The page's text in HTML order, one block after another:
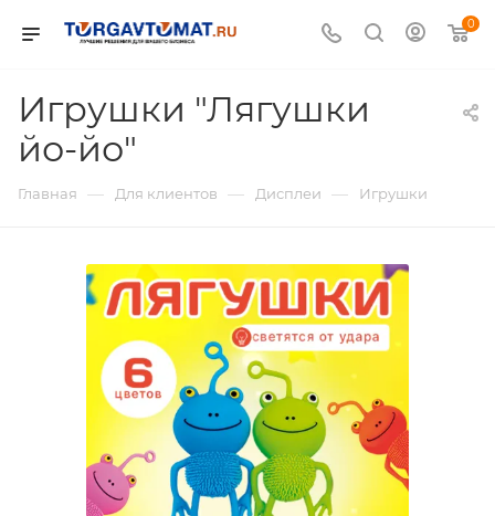
0
Игрушки "Лягушки
йо-йо"
Главная — Для клиентов — Дисплеи — Игрушки